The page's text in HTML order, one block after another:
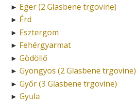
► Eger (2 Glasbene trgovine)
► Érd
► Esztergom
► Fehérgyarmat
► Gödöllő
► Gyöngyös (2 Glasbene trgovine)
► Győr (3 Glasbene trgovine)
► Gyula